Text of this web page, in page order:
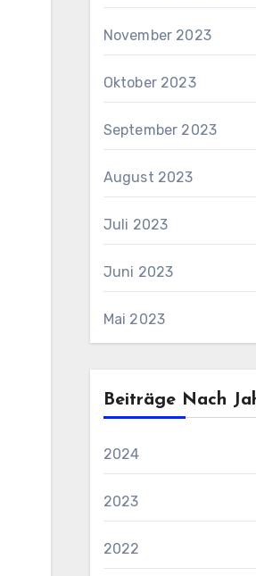
November 2023
Oktober 2023
September 2023
August 2023
Juli 2023
Juni 2023
Mai 2023
Beiträge Nach
2024
2023
2022